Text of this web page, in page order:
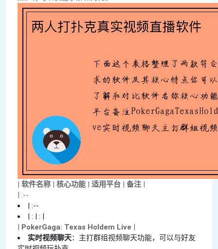
| 软件名称 | 核心功能 | 适用平台 | 备注 |
| :--
| :--
| : | : |
| PokerGaga: Texas Holdem Live |
实时视频聊天：主打群组视频聊天功能，可以与好友